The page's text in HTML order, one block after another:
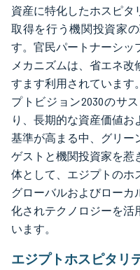
資産に特化したホスピタ
取得を行う機関投資家
す。官民パートナーシッ
メカニズムは、省エネ改
すます利用されています
プトビジョン2030のサ
り、長期的な資産価値
基準が高まる中、グリー
ゲストと機関投資家を惹
体として、エジプトのホ
グローバルおよびローカ
化されテクノロジーを活
います。
エジプトホスピタリ